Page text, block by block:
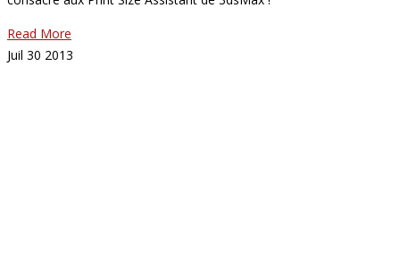
Read More
Juil 30 2013